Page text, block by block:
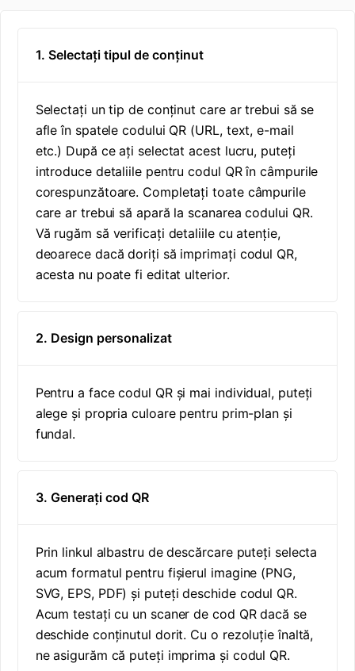
1. Selectați tipul de conținut
Selectați un tip de conținut care ar trebui să se
afle în spatele codului QR (URL, text, e-mail
etc.) După ce ați selectat acest lucru, puteți
introduce detaliile pentru codul QR în câmpurile
corespunzătoare. Completați toate câmpurile
care ar trebui să apară la scanarea codului QR.
Vă rugăm să verificați detaliile cu atenție,
deoarece dacă doriți să imprimați codul QR,
acesta nu poate fi editat ulterior.
2. Design personalizat
Pentru a face codul QR și mai individual, puteți
alege și propria culoare pentru prim-plan și
fundal.
3. Generați cod QR
Prin linkul albastru de descărcare puteți selecta
acum formatul pentru fișierul imagine (PNG,
SVG, EPS, PDF) și puteți deschide codul QR.
Acum testați cu un scaner de cod QR dacă se
deschide conținutul dorit. Cu o rezoluție înaltă,
ne asigurăm că puteți imprima și codul QR.